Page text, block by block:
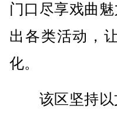
门口尽享戏曲
出各类活动，
化。
该区坚持以